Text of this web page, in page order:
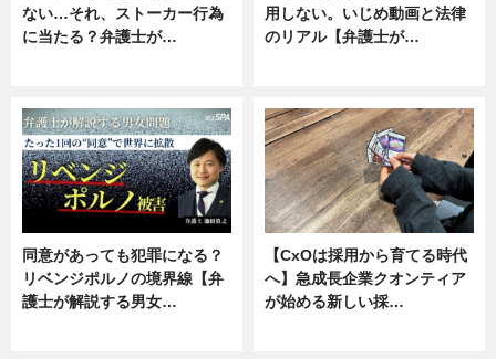
ない…それ、ストーカー行為
に当たる？弁護士が…
用しない。いじめ動画と法律
のリアル【弁護士が…
同意があっても犯罪になる？
リベンジポルノの境界線【弁
護士が解説する男女…
【CxOは採用から育てる時代
へ】急成長企業クオンティア
が始める新しい採…